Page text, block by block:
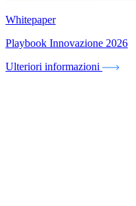
Whitepaper
Playbook Innovazione 2026
Ulteriori informazioni